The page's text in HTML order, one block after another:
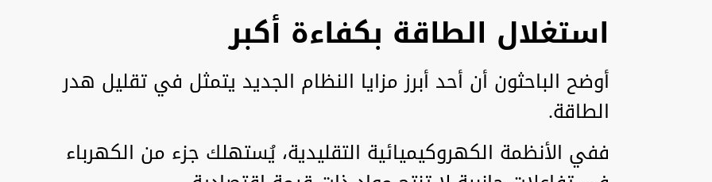
استغلال الطاقة بكفاءة أكبر
أوضح الباحثون أن أحد أبرز مزايا النظام الجديد يتمثل في تقليل هدر
الطاقة.
ففي الأنظمة الكهروكيميائية التقليدية، يُستهلك جزء من الكهرباء